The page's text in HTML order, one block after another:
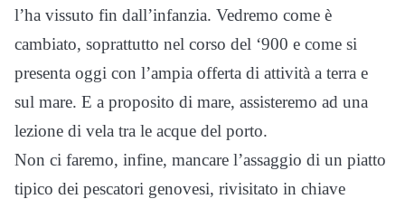
l’ha vissuto fin dall’infanzia. Vedremo come è
cambiato, soprattutto nel corso del ‘900 e come si
presenta oggi con l’ampia offerta di attività a terra e
sul mare. E a proposito di mare, assisteremo ad una
lezione di vela tra le acque del porto.
Non ci faremo, infine, mancare l’assaggio di un piatto
tipico dei pescatori genovesi, rivisitato in chiave